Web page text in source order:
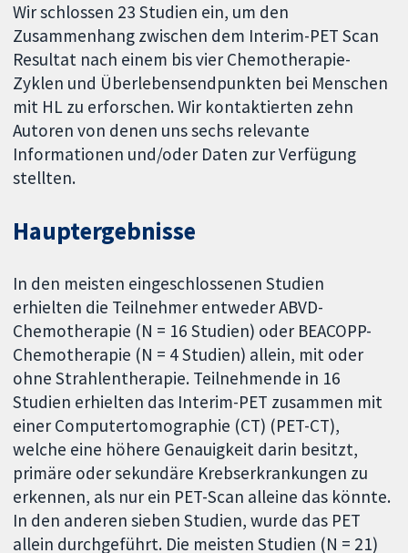
Wir schlossen 23 Studien ein, um den
Zusammenhang zwischen dem Interim-PET Scan
Resultat nach einem bis vier Chemotherapie-
Zyklen und Überlebensendpunkten bei Menschen
mit HL zu erforschen. Wir kontaktierten zehn
Autoren von denen uns sechs relevante
Informationen und/oder Daten zur Verfügung
stellten.
Hauptergebnisse
In den meisten eingeschlossenen Studien
erhielten die Teilnehmer entweder ABVD-
Chemotherapie (N = 16 Studien) oder BEACOPP-
Chemotherapie (N = 4 Studien) allein, mit oder
ohne Strahlentherapie. Teilnehmende in 16
Studien erhielten das Interim-PET zusammen mit
einer Computertomographie (CT) (PET-CT),
welche eine höhere Genauigkeit darin besitzt,
primäre oder sekundäre Krebserkrankungen zu
erkennen, als nur ein PET-Scan alleine das könnte.
In den anderen sieben Studien, wurde das PET
allein durchgeführt. Die meisten Studien (N = 21)